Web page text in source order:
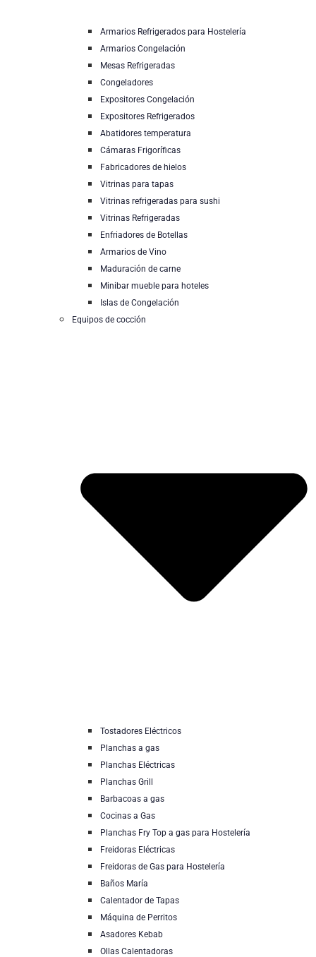
Armarios Refrigerados para Hostelería
Armarios Congelación
Mesas Refrigeradas
Congeladores
Expositores Congelación
Expositores Refrigerados
Abatidores temperatura
Cámaras Frigoríficas
Fabricadores de hielos
Vitrinas para tapas
Vitrinas refrigeradas para sushi
Vitrinas Refrigeradas
Enfriadores de Botellas
Armarios de Vino
Maduración de carne
Minibar mueble para hoteles
Islas de Congelación
Equipos de cocción
Tostadores Eléctricos
Planchas a gas
Planchas Eléctricas
Planchas Grill
Barbacoas a gas
Cocinas a Gas
Planchas Fry Top a gas para Hostelería
Freidoras Eléctricas
Freidoras de Gas para Hostelería
Baños María
Calentador de Tapas
Máquina de Perritos
Asadores Kebab
Ollas Calentadoras